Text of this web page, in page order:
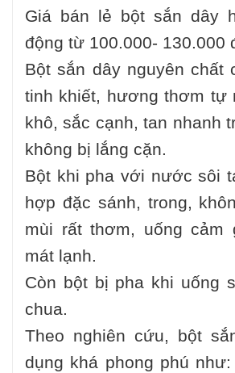
Giá bán lẻ bột sắn dây
động từ 100.000- 130.000
Bột sắn dây nguyên chất
tinh khiết, hương thơm tự
khô, sắc cạnh, tan nhanh
không bị lắng cặn.
Bột khi pha với nước sôi
hợp đặc sánh, trong,
mùi rất thơm, uống cảm
mát lạnh.
Còn bột bị pha khi uống
chua.
Theo nghiên cứu, bột
dụng khá phong phú